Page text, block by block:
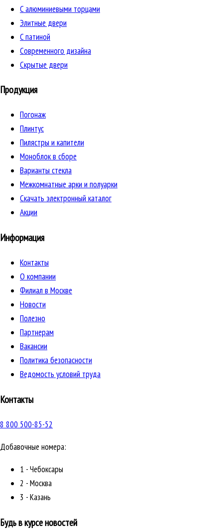
C алюминиевыми торцами
Элитные двери
C патиной
Cовременного дизайна
Скрытые двери
Продукция
Погонаж
Плинтус
Пилястры и капители
Моноблок в сборе
Варианты стекла
Межкомнатные арки и полуарки
Скачать электронный каталог
Акции
Информация
Контакты
О компании
Филиал в Москве
Новости
Полезно
Партнерам
Вакансии
Политика безопасности
Ведомость условий труда
Контакты
8 800 500-85-52
Добавочные номера:
1 - Чебоксары
2 - Москва
3 - Казань
Будь в курсе новостей